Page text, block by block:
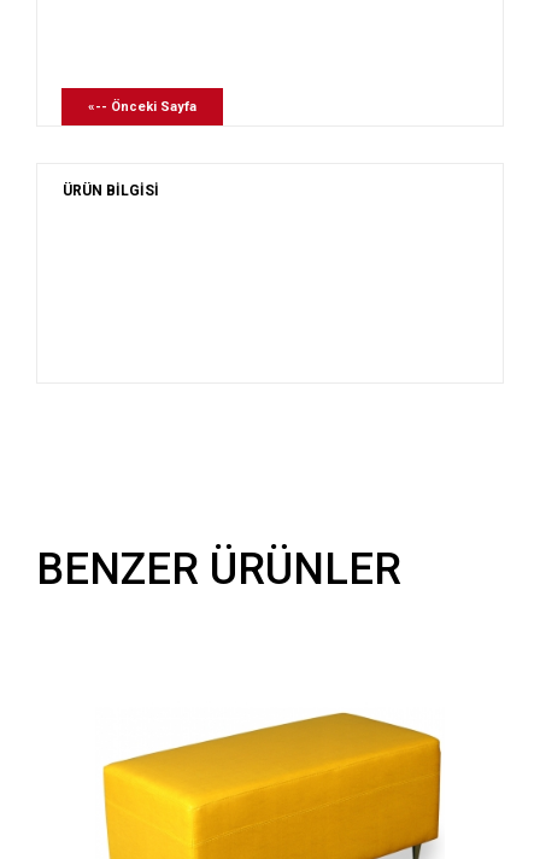
«-- Önceki Sayfa
ÜRÜN BİLGİSİ
BENZER ÜRÜNLER